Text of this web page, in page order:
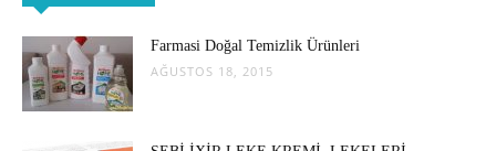
Farmasi Doğal Temizlik Ürünleri
AĞUSTOS 18, 2015